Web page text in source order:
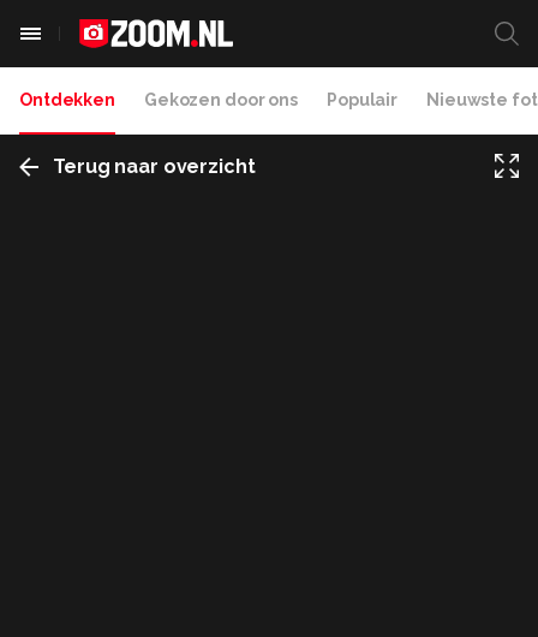
Ontdekken Gekozen door ons Populair Nieuwste
Terug naar overzicht